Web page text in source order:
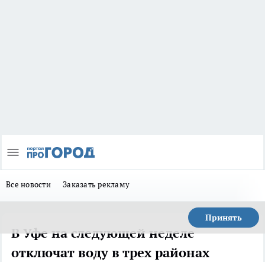
Все новости Заказать рекламу
Принять
В Уфе на следующей неделе
отключат воду в трех районах